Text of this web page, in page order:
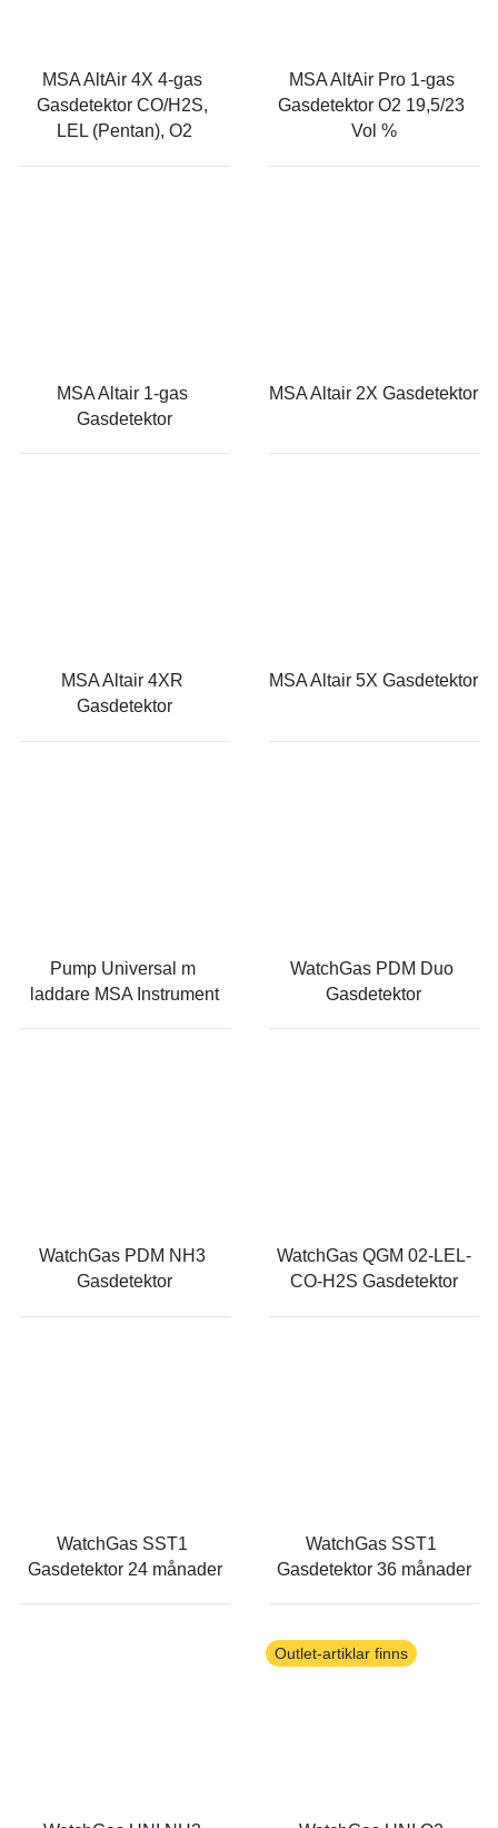
MSA AltAir 4X 4-gas
Gasdetektor CO/H2S,
LEL (Pentan), O2
MSA AltAir Pro 1-gas
Gasdetektor O2 19,5/23
Vol %
MSA Altair 1-gas
Gasdetektor
MSA Altair 2X Gasdetektor
MSA Altair 4XR
Gasdetektor
MSA Altair 5X Gasdetektor
Pump Universal m
laddare MSA Instrument
WatchGas PDM Duo
Gasdetektor
WatchGas PDM NH3
Gasdetektor
WatchGas QGM 02-LEL-
CO-H2S Gasdetektor
WatchGas SST1
Gasdetektor 24 månader
WatchGas SST1
Gasdetektor 36 månader
Outlet-artiklar finns